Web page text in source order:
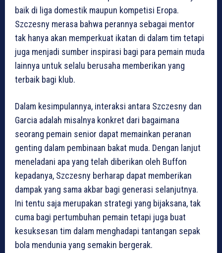
baik di liga domestik maupun kompetisi Eropa.
Szczesny merasa bahwa perannya sebagai mentor
tak hanya akan memperkuat ikatan di dalam tim tetapi
juga menjadi sumber inspirasi bagi para pemain muda
lainnya untuk selalu berusaha memberikan yang
terbaik bagi klub.
Dalam kesimpulannya, interaksi antara Szczesny dan
Garcia adalah misalnya konkret dari bagaimana
seorang pemain senior dapat memainkan peranan
genting dalam pembinaan bakat muda. Dengan lanjut
meneladani apa yang telah diberikan oleh Buffon
kepadanya, Szczesny berharap dapat memberikan
dampak yang sama akbar bagi generasi selanjutnya.
Ini tentu saja merupakan strategi yang bijaksana, tak
cuma bagi pertumbuhan pemain tetapi juga buat
kesuksesan tim dalam menghadapi tantangan sepak
bola mendunia yang semakin bergerak.